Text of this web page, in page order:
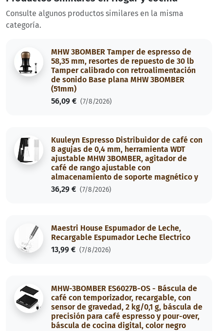
Consulte algunos productos similares en la misma
categoría.
MHW 3BOMBER Tamper de espresso de
58,35 mm, resortes de repuesto de 30 lb
Tamper calibrado con retroalimentación
de sonido Base plana MHW 3BOMBER
(51mm)
56,09 € (7/8/2026)
Kuuleyn Espresso Distribuidor de café con
8 agujas de 0,4 mm, herramienta WDT
ajustable MHW 3BOMBER, agitador de
café de rango ajustable con
almacenamiento de soporte magnético y
36,29 € (7/8/2026)
Maestri House Espumador de Leche,
Recargable Espumador Leche Electrico
13,99 € (7/8/2026)
MHW-3BOMBER ES6027B-OS - Báscula de
café con temporizador, recargable, con
sensor de gravedad, 2 kg/0,1 g, báscula de
precisión para café espresso y pour-over,
báscula de cocina digital, color negro